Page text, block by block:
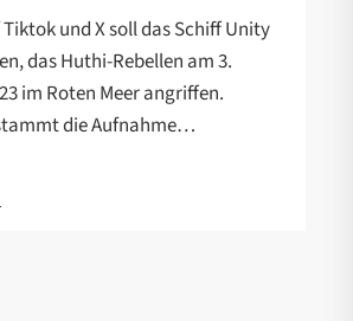
und X soll das Schiff Unity
das Huthi-Rebellen am 3.
im Roten Meer angriffen.
die Aufnahme…